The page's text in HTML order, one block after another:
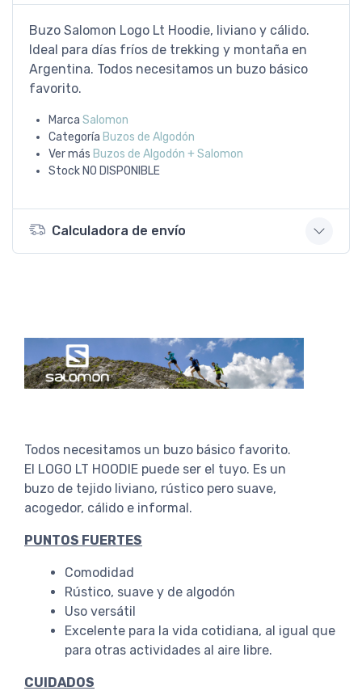
Buzo Salomon Logo Lt Hoodie, liviano y cálido.
Ideal para días fríos de trekking y montaña en
Argentina. Todos necesitamos un buzo básico
favorito.
Marca Salomon
Categoría Buzos de Algodón
Ver más Buzos de Algodón + Salomon
Stock NO DISPONIBLE
Calculadora de envío
Todos necesitamos un buzo básico favorito.
El LOGO LT HOODIE puede ser el tuyo. Es un
buzo de tejido liviano, rústico pero suave,
acogedor, cálido e informal.
PUNTOS FUERTES
Comodidad
Rústico, suave y de algodón
Uso versátil
Excelente para la vida cotidiana, al igual que
para otras actividades al aire libre.
CUIDADOS